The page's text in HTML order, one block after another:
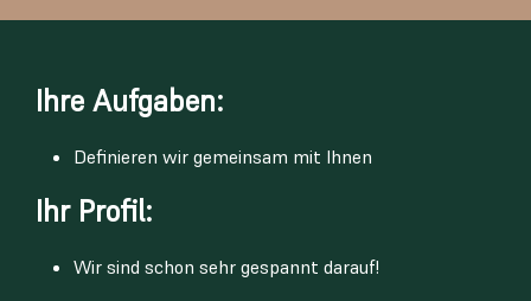
Ihre Aufgaben:
Definieren wir gemeinsam mit Ihnen
Ihr Profil:
Wir sind schon sehr gespannt darauf!